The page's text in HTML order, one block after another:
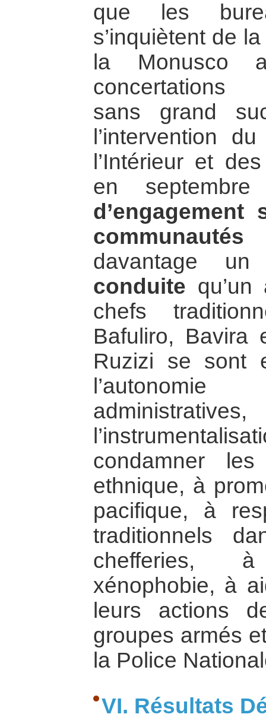
que les
s’inquiètent de
la Monusco
concertations
sans grand
l’intervention
l’Intérieur et
en
communautés
davantage
conduite
chefs
Bafuliro,
Ruzizi se sont
condamner les
ethnique, à
pacifique, à
traditionnels
chefferies,
xénophobie, à
leurs actions
groupes armés
la Police
VI. Résultats